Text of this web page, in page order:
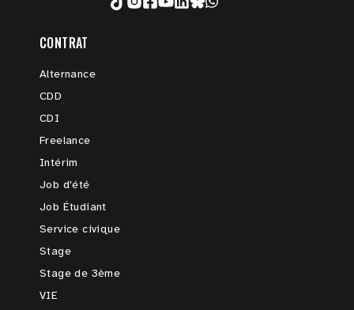
CONTRAT
Alternance
CDD
CDI
Freelance
Intérim
Job d'été
Job Étudiant
Service civique
Stage
Stage de 3ème
VIE